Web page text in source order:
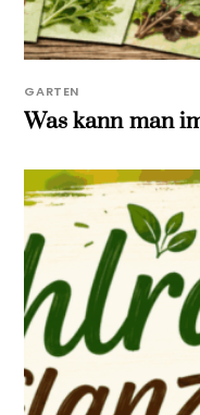
GARTEN
Was kann man